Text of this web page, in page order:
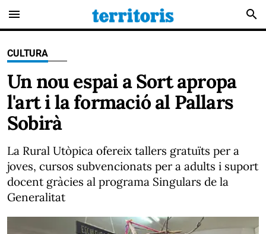
menu search
CULTURA
Un nou espai a Sort apropa
l'art i la formació al Pallars
Sobirà
La Rural Utòpica ofereix tallers gratuïts per a
joves, cursos subvencionats per a adults i suport
docent gràcies al programa Singulars de la
Generalitat